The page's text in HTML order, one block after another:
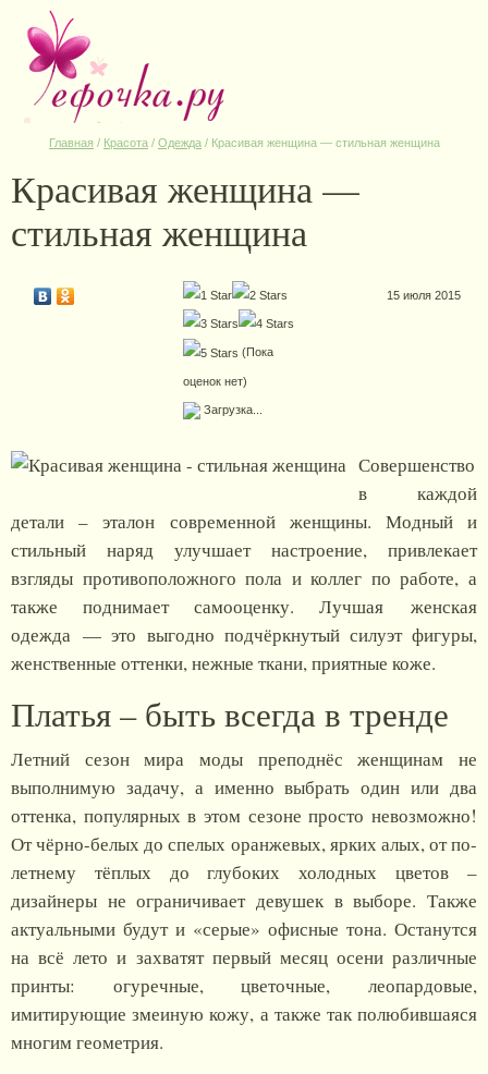
Главная / Красота / Одежда / Красивая женщина — стильная женщина
Красивая женщина —
стильная женщина
(Пока
оценок нет)
Загрузка...
15 июля 2015
Совершенство
в каждой
детали – эталон современной женщины. Модный и
стильный наряд улучшает настроение, привлекает
взгляды противоположного пола и коллег по работе, а
также поднимает самооценку. Лучшая женская
одежда — это выгодно подчёркнутый силуэт фигуры,
женственные оттенки, нежные ткани, приятные коже.
Платья – быть всегда в тренде
Летний сезон мира моды преподнёс женщинам не
выполнимую задачу, а именно выбрать один или два
оттенка, популярных в этом сезоне просто невозможно!
От чёрно-белых до спелых оранжевых, ярких алых, от по-
летнему тёплых до глубоких холодных цветов –
дизайнеры не ограничивает девушек в выборе. Также
актуальными будут и «серые» офисные тона. Останутся
на всё лето и захватят первый месяц осени различные
принты: огуречные, цветочные, леопардовые,
имитирующие змеиную кожу, а также так полюбившаяся
многим геометрия.